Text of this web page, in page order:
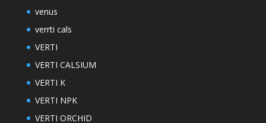
venus
verrti cals
VERTI
VERTI CALSIUM
VERTI K
VERTI NPK
VERTI ORCHID